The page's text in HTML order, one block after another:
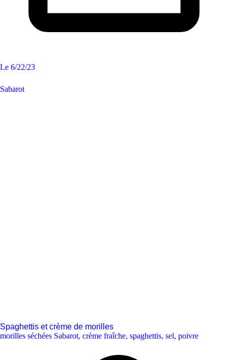
Le 6/22/23
Sabarot
Spaghettis et crème de morilles
morilles séchées Sabarot, crème fraîche, spaghettis, sel, poivre